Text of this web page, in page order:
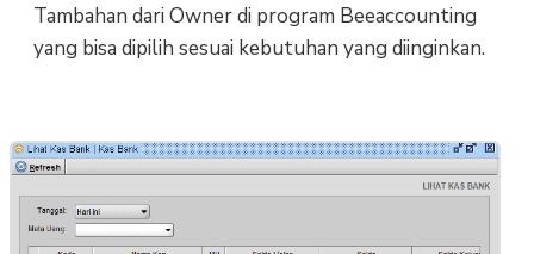
Tambahan dari Owner di program Beeaccounting
yang bisa dipilih sesuai kebutuhan yang diinginkan.